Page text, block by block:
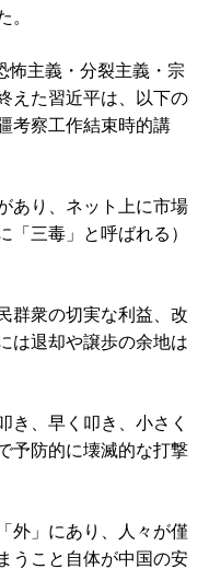
。
主義・分裂主義・宗
えた習近平は、以下の
考察工作結束時的講
あり、ネット上に市場
「三毒」と呼ばれる）
群衆の切実な利益、改
は退却や譲歩の余地は
、早く叩き、小さく
予防的に壊滅的な打撃
外」にあり、人々が僅
うこと自体が中国の安